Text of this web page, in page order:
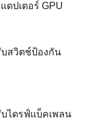
ปเตอร์ GPU
สวิตช์ป้องกัน
ไดรฟ์แบ็คเพลน